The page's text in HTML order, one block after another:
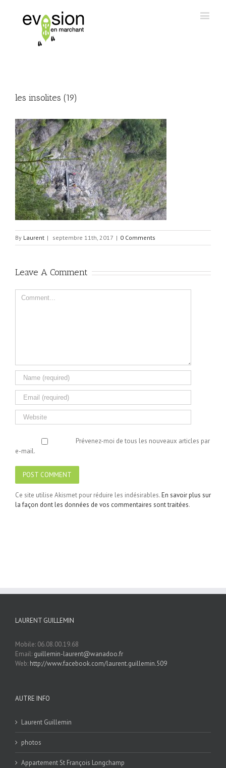
les insolites (19)
By Laurent | septembre 11th, 2017 | 0 Comments
Leave A Comment
Comment
Prévenez-moi de tous les nouveaux articles par
e-mail.
Ce site utilise Akismet pour réduire les indésirables.En savoir plus sur
la façon dont les données de vos commentaires sont traitées.
LAURENT GUILLEMIN
Mobile: 06.08.00.19.68
Email: guillemin-laurent@wanadoo.fr
Web: http://www.facebook.com/laurent.guillemin.509
AUTRE INFO
Laurent Guillemin
photos
Appartement St François Longchamp